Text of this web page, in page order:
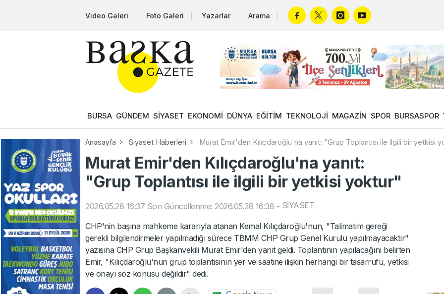
Video Galeri Foto Galeri Yazarlar Arama
BURSA GÜNDEM SİYASET EKONOMİ DÜNYA EĞİTİM TEKNOLOJİ MAGAZİN SPOR BURSASPOR
Anasayfa Siyaset Haberleri Murat Emir'den Kılıçdaroğlu'na yanıt: "Grup Toplantısı ile ilgili bir yetkisi
Murat Emir'den Kılıçdaroğlu'na yanıt:
"Grup Toplantısı ile ilgili bir yetkisi yoktur"
2026.05.28 16:37 Son Güncellenme: 2026.05.28 16:38 - SİYASET
CHP'nin başına mahkeme kararıyla atanan Kemal Kılıçdaroğlu'nun, "Talimatım gereği
gerekli bilgilendirmeler yapılmadığı sürece TBMM CHP Grup Genel Kurulu yapılmayacaktır"
yazısına CHP Grup Başkanvekili Murat Emir'den yanıt geldi. Toplantının yapılacağını belirten
Emir, "Kılıçdaroğlu'nun grup toplantısının yer ve saatine ilişkin herhangi bir tasarrufu, yetkisi
ve onayı söz konusu değildir" dedi.